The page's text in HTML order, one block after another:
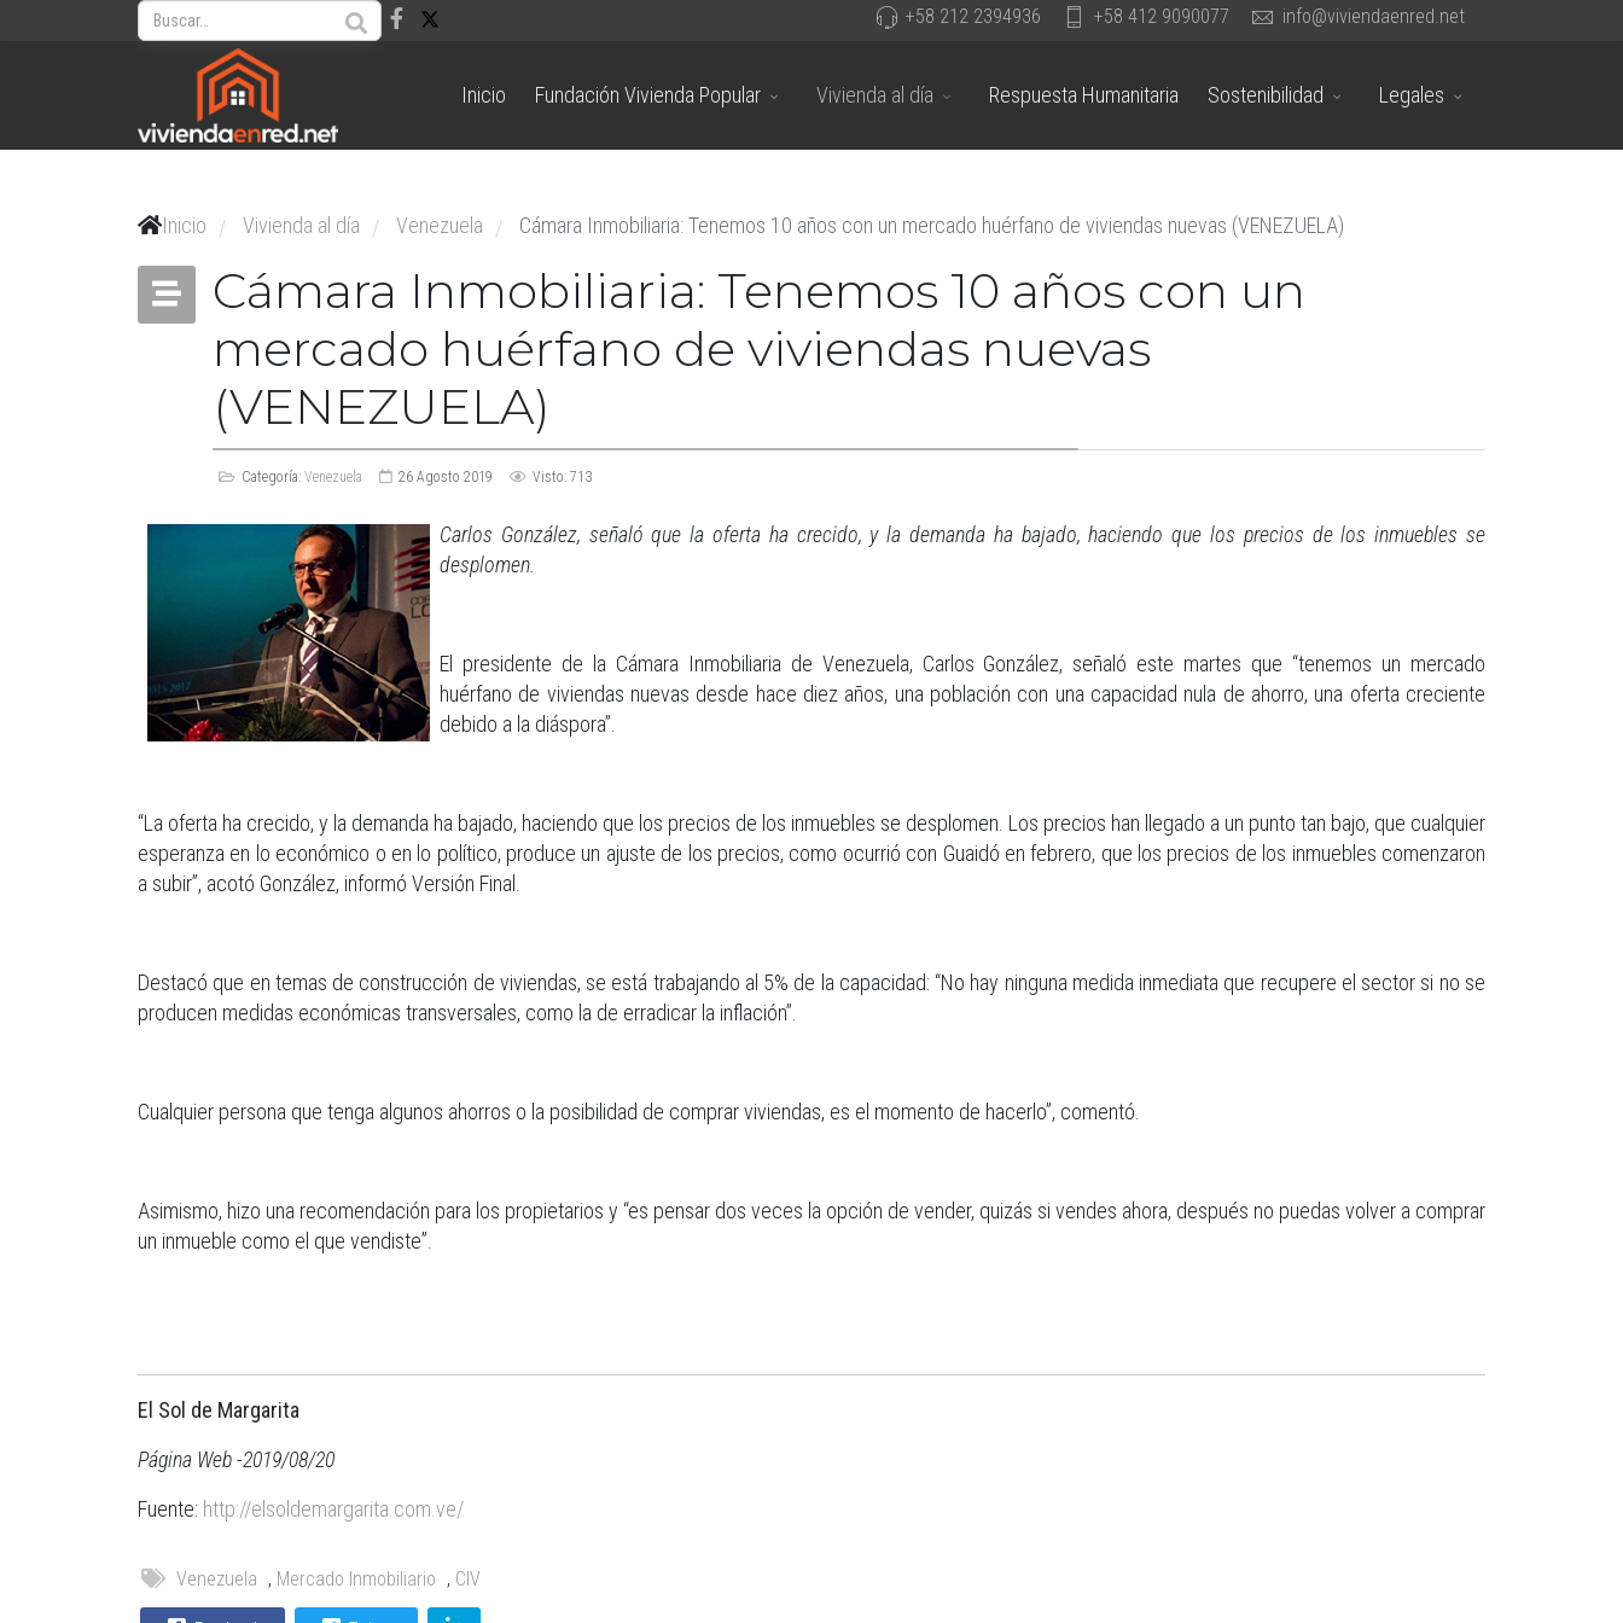
+58 212 2394936 +58 412 9090077 info@viviendaenred.net
Inicio Fundación Vivienda Popular Vivienda al día Respuesta Humanitaria Sostenibilidad Legales
Inicio / Vivienda al día / Venezuela / Cámara Inmobiliaria: Tenemos 10 años con un mercado huérfano de viviendas nuevas (VENEZUELA)
Cámara Inmobiliaria: Tenemos 10 años con un
mercado huérfano de viviendas nuevas
(VENEZUELA)
Categoría: Venezuela 26 Agosto 2019 Visto: 713
Carlos González, señaló que la oferta ha crecido, y la demanda ha bajado, haciendo que los precios de los inmuebles se
desplomen.
El presidente de la Cámara Inmobiliaria de Venezuela, Carlos González, señaló este martes que “tenemos un mercado
huérfano de viviendas nuevas desde hace diez años, una población con una capacidad nula de ahorro, una oferta creciente
debido a la diáspora”.
“La oferta ha crecido, y la demanda ha bajado, haciendo que los precios de los inmuebles se desplomen. Los precios han llegado a un punto tan bajo, que cualquier
esperanza en lo económico o en lo político, produce un ajuste de los precios, como ocurrió con Guaidó en febrero, que los precios de los inmuebles comenzaron
a subir”, acotó González, informó Versión Final.
Destacó que en temas de construcción de viviendas, se está trabajando al 5% de la capacidad: “No hay ninguna medida inmediata que recupere el sector si no se
producen medidas económicas transversales, como la de erradicar la inflación”.
Cualquier persona que tenga algunos ahorros o la posibilidad de comprar viviendas, es el momento de hacerlo”, comentó.
Asimismo, hizo una recomendación para los propietarios y “es pensar dos veces la opción de vender, quizás si vendes ahora, después no puedas volver a comprar
un inmueble como el que vendiste”.
El Sol de Margarita
Página Web -2019/08/20
Fuente: http://elsoldemargarita.com.ve/
Venezuela , Mercado Inmobiliario , CIV